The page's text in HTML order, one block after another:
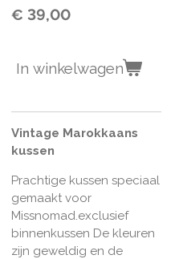
€ 39,00
In winkelwagen
Vintage Marokkaans
kussen
Prachtige kussen speciaal
gemaakt voor
Missnomad.exclusief
binnenkussen De kleuren
zijn geweldig en de